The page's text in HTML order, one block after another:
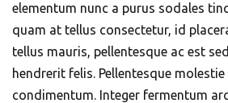
elementum nunc a purus sodales
quam at tellus consectetur, id
tellus mauris, pellentesque ac est
hendrerit felis. Pellentesque
condimentum. Integer fermentum